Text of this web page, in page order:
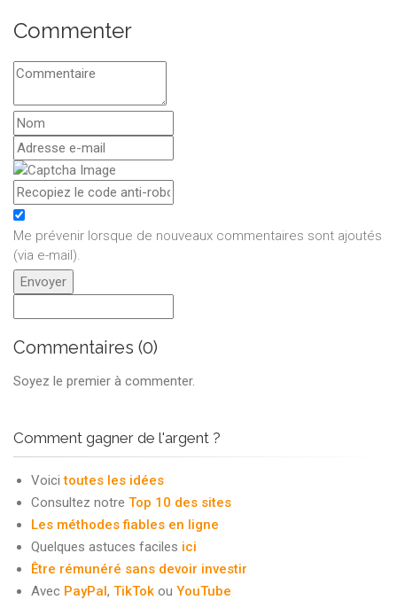
Commenter
Me prévenir lorsque de nouveaux commentaires sont ajoutés
(via e-mail)
Commentaires (0)
Soyez le premier à commenter.
Comment gagner de l'argent ?
Voicitoutes les idées
Consultez notre Top 10 des sites
Les méthodes fiables en ligne
Quelques astuces faciles ici
Être rémunéré sans devoir investir
Avec PayPal, TikTok ou YouTube